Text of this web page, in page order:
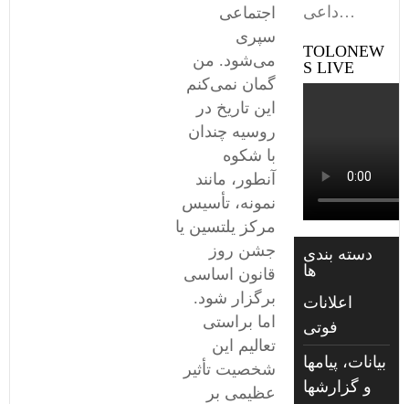
اجتماعی
سپری
می‌شود. من
گمان نمی‌کنم
این تاریخ در
روسیه چندان
با شکوه
آنطور، مانند
نمونه، تأسیس
مرکز یلتسین یا
جشن روز
قانون اساسی
برگزار شود.
اما براستی
تعالیم این
شخصیت تأثیر
عظیمی بر
داعی…
TOLONEW
S LIVE
دسته بندی
ها
اعلانات
فوتی
بیانات، پیامها
و گزارشها